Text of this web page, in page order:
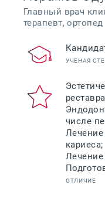
Главный врач
терапевт, ортопед
УЧЕНАЯ
числе
Лечение
кариеса;
ОТЛИЧИЕ